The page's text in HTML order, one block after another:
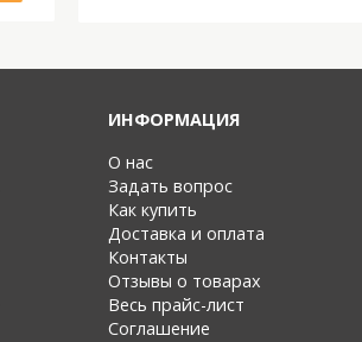
ИНФОРМАЦИЯ
О нас
Задать вопрос
Как купить
Доставка и оплата
Контакты
Отзывы о товарах
Весь прайс-лист
Соглашение